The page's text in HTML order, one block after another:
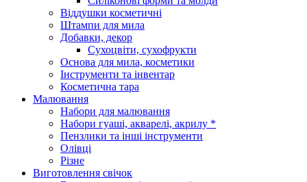
Віддушки косметичні
Штампи для мила
Добавки, декор
Сухоцвіти, сухофрукти
Основа для мила, косметики
Інструменти та інвентар
Косметична тара
Малювання
Набори для малювання
Набори гуаші, акварелі, акрилу *
Пензлики та інші інструменти
Олівці
Різне
Виготовлення свічок